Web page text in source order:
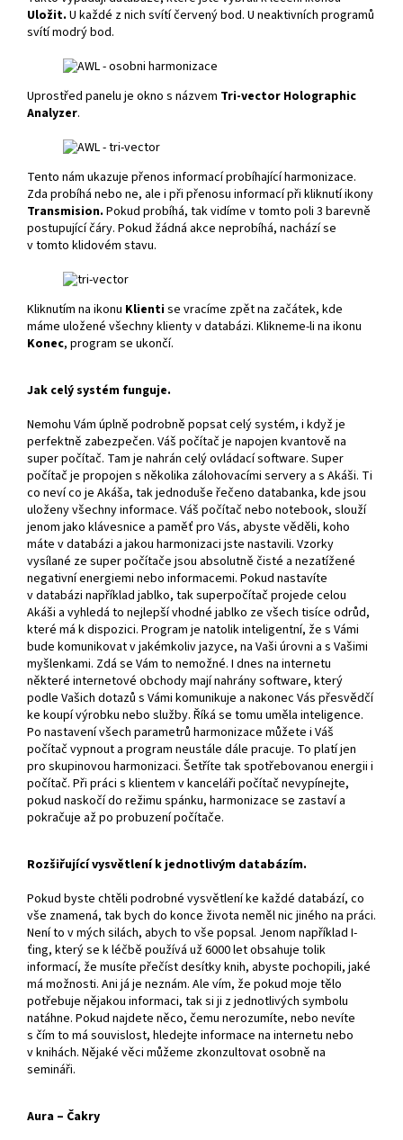
Uložit. U každé z nich svítí červený bod. U neaktivních programů
svítí modrý bod.
Uprostřed panelu je okno s názvem Tri-vector Holographic
Analyzer.
Tento nám ukazuje přenos informací probíhající harmonizace.
Zda probíhá nebo ne, ale i při přenosu informací při kliknutí ikony
Transmision. Pokud probíhá, tak vidíme v tomto poli 3 barevně
postupující čáry. Pokud žádná akce neprobíhá, nachází se
v tomto klidovém stavu.
Kliknutím na ikonu Klientise vracíme zpět na začátek, kde
máme uložené všechny klienty v databázi. Klikneme-li na ikonu
Konec, program se ukončí.
Jak celý systém funguje.
Nemohu Vám úplně podrobně popsat celý systém, i když je
perfektně zabezpečen. Váš počítač je napojen kvantově na
super počítač. Tam je nahrán celý ovládací software. Super
počítač je propojen s několika zálohovacími servery a s Akáši. Ti
co neví co je Akáša, tak jednoduše řečeno databanka, kde jsou
uloženy všechny informace. Váš počítač nebo notebook, slouží
jenom jako klávesnice a paměť pro Vás, abyste věděli, koho
máte v databázi a jakou harmonizaci jste nastavili. Vzorky
vysílané ze super počítače jsou absolutně čisté a nezatížené
negativní energiemi nebo informacemi. Pokud nastavíte
v databázi například jablko, tak superpočítač projede celou
Akáši a vyhledá to nejlepší vhodné jablko ze všech tisíce odrůd,
které má k dispozici. Program je natolik inteligentní, že s Vámi
bude komunikovat v jakémkoliv jazyce, na Vaši úrovni a s Vašimi
myšlenkami. Zdá se Vám to nemožné. I dnes na internetu
některé internetové obchody mají nahrány software, který
podle Vašich dotazů s Vámi komunikuje a nakonec Vás přesvědčí
ke koupí výrobku nebo služby. Říká se tomu uměla inteligence.
Po nastavení všech parametrů harmonizace můžete i Váš
počítač vypnout a program neustále dále pracuje. To platí jen
pro skupinovou harmonizaci. Šetříte tak spotřebovanou energii i
počítač. Při práci s klientem v kanceláři počítač nevypínejte,
pokud naskočí do režimu spánku, harmonizace se zastaví a
pokračuje až po probuzení počítače.
Rozšiřující vysvětlení k jednotlivým databázím.
Pokud byste chtěli podrobné vysvětlení ke každé databází, co
vše znamená, tak bych do konce života neměl nic jiného na práci.
Není to v mých silách, abych to vše popsal. Jenom například I-
ťing, který se k léčbě používá už 6000 let obsahuje tolik
informací, že musíte přečíst desítky knih, abyste pochopili, jaké
má možnosti. Ani já je neznám. Ale vím, že pokud moje tělo
potřebuje nějakou informaci, tak si ji z jednotlivých symbolu
natáhne. Pokud najdete něco, čemu nerozumíte, nebo nevíte
s čím to má souvislost, hledejte informace na internetu nebo
v knihách. Nějaké věci můžeme zkonzultovat osobně na
semináři.
Aura – Čakry